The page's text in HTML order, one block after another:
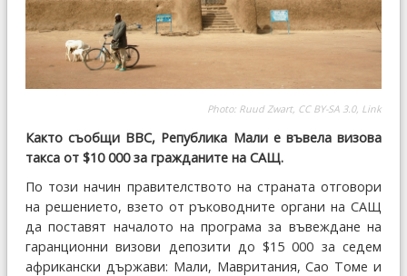
Photo: Ruud Zwart, CC BY-SA 3.0, Link
Както съобщи BBC, Република Мали е въвела визова
такса от $10 000 за гражданите на САЩ.
По този начин правителството на страната отговори
на решението, взето от ръководните органи на САЩ
да поставят началото на програма за въвеждане на
гаранционни визови депозити до $15 000 за седем
африкански държави: Мали, Мавритания, Сао Томе и